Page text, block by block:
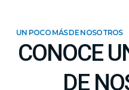
UN POCO MÁS DE NOSOTROS
CONOCE
DE